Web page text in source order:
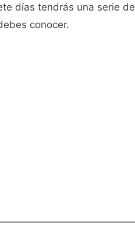
días tendrás una serie de
conocer.